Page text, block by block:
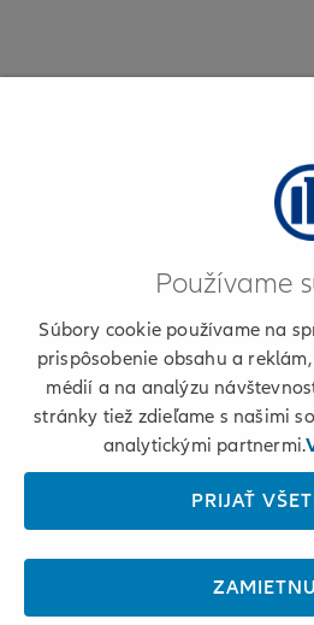
Používame
Súbory cookie používame na
prispôsobenie obsahu a
médií a na analýzu
stránky tiež zdieľame s našimi
analytickými partnermi.
PRIJAŤ